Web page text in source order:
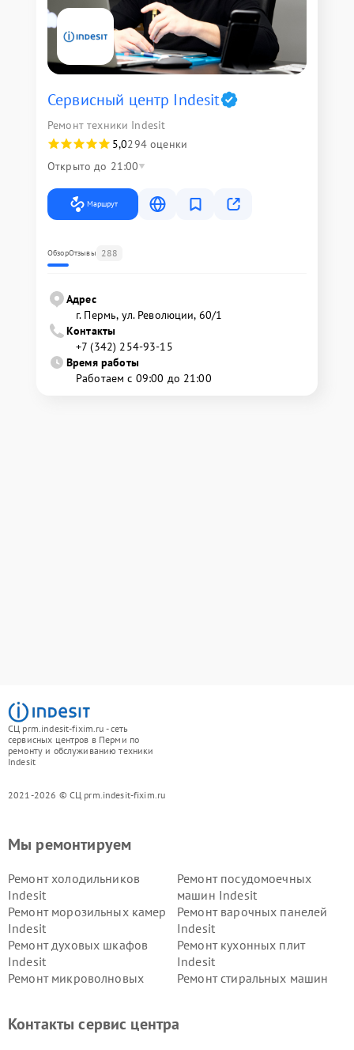
Сервисный центр Indesit
Ремонт техники Indesit
5,0294 оценки
Открыто до 21:00
Маршрут
ОбзорОтзывы 288
Адрес
г. Пермь, ул. ​Революции, 60/1
Контакты
+7 (342) 254-93-15
Время работы
Работаем с 09:00 до 21:00
СЦ prm.indesit-fixim.ru - сеть
сервисных центров в Перми по
ремонту и обслуживанию техники
Indesit
2021-2026 © СЦ prm.indesit-fixim.ru
Мы ремонтируем
Ремонт холодильников
Indesit
Ремонт посудомоечных
машин Indesit
Ремонт морозильных камер
Indesit
Ремонт варочных панелей
Indesit
Ремонт духовых шкафов
Indesit
Ремонт кухонных плит
Indesit
Ремонт микроволновых
Ремонт стиральных машин
Indesit
Indesit
Контакты сервис центра